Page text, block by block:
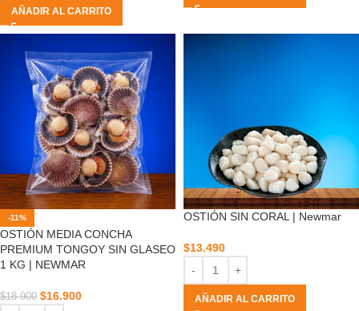
AÑADIR AL CARRITO
-11%
OSTIÓN MEDIA CONCHA
PREMIUM TONGOY SIN GLASEO
1 KG | NEWMAR
$18.900 $16.900
OSTIÓN SIN CORAL | Newmar
$13.490
AÑADIR AL CARRITO